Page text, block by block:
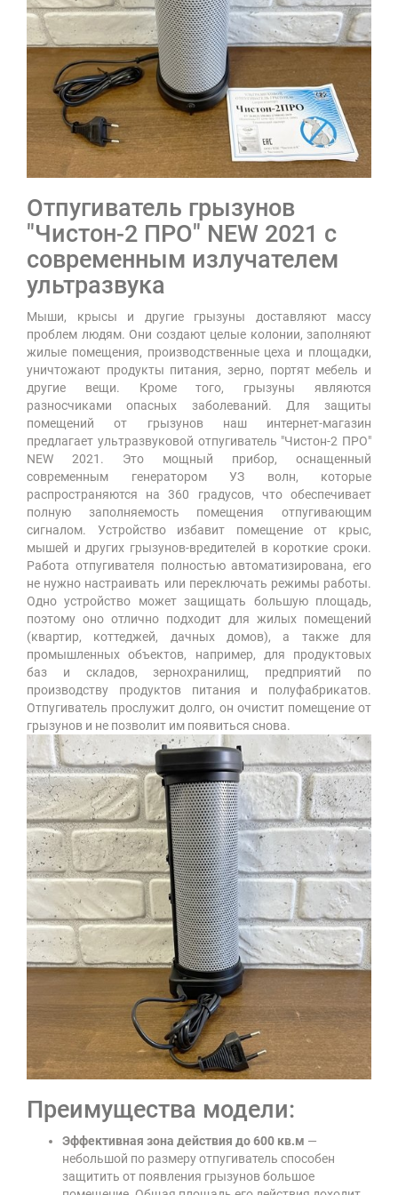
Отпугиватель грызунов
"Чистон-2 ПРО" NEW 2021 с
современным излучателем
ультразвука
Мыши, крысы и другие грызуны доставляют массу
проблем людям. Они создают целые колонии, заполняют
жилые помещения, производственные цеха и площадки,
уничтожают продукты питания, зерно, портят мебель и
другие вещи. Кроме того, грызуны являются
разносчиками опасных заболеваний. Для защиты
помещений от грызунов наш интернет-магазин
предлагает ультразвуковой отпугиватель "Чистон-2 ПРО"
NEW 2021. Это мощный прибор, оснащенный
современным генератором УЗ волн, которые
распространяются на 360 градусов, что обеспечивает
полную заполняемость помещения отпугивающим
сигналом. Устройство избавит помещение от крыс,
мышей и других грызунов-вредителей в короткие сроки.
Работа отпугивателя полностью автоматизирована, его
не нужно настраивать или переключать режимы работы.
Одно устройство может защищать большую площадь,
поэтому оно отлично подходит для жилых помещений
(квартир, коттеджей, дачных домов), а также для
промышленных объектов, например, для продуктовых
баз и складов, зернохранилищ, предприятий по
производству продуктов питания и полуфабрикатов.
Отпугиватель прослужит долго, он очистит помещение от
грызунов и не позволит им появиться снова.
Преимущества модели:
Эффективная зона действия до 600 кв.м —
небольшой по размеру отпугиватель способен
защитить от появления грызунов большое